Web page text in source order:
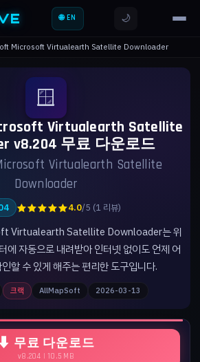
🌐 EN 🌙
Microsoft Virtualearth Satellite Downloader
🪟
Virtualearth Satellite
v8.204 무료 다운로드
Virtualearth Satellite
Downloader
★★★★★4.0/5 (1 리뷰)
Virtualearth Satellite Downloader는 위
에 자동으로 내려받아 인터넷 없이도 언제 어
할 수 있게 해주는 편리한 도구입니다.
크랙 AllMapSoft 2026-03-13
⬇ 무료 다운로드
v8.204 | 10.5 MB